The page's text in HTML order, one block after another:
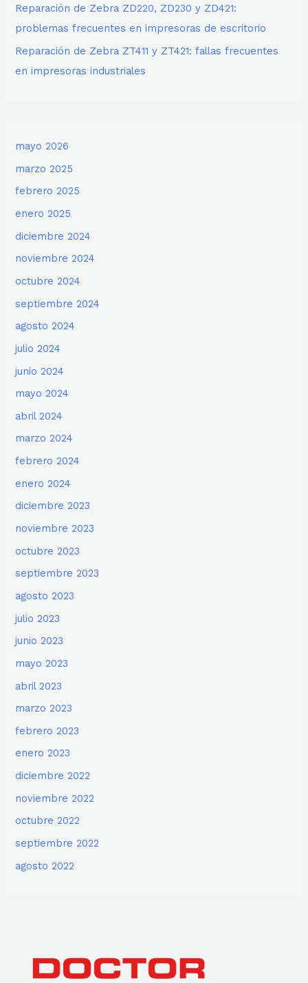
Reparación de Zebra ZD220, ZD230 y ZD421:
problemas frecuentes en impresoras de escritorio
Reparación de Zebra ZT411 y ZT421: fallas frecuentes
en impresoras industriales
mayo 2026
marzo 2025
febrero 2025
enero 2025
diciembre 2024
noviembre 2024
octubre 2024
septiembre 2024
agosto 2024
julio 2024
junio 2024
mayo 2024
abril 2024
marzo 2024
febrero 2024
enero 2024
diciembre 2023
noviembre 2023
octubre 2023
septiembre 2023
agosto 2023
julio 2023
junio 2023
mayo 2023
abril 2023
marzo 2023
febrero 2023
enero 2023
diciembre 2022
noviembre 2022
octubre 2022
septiembre 2022
agosto 2022